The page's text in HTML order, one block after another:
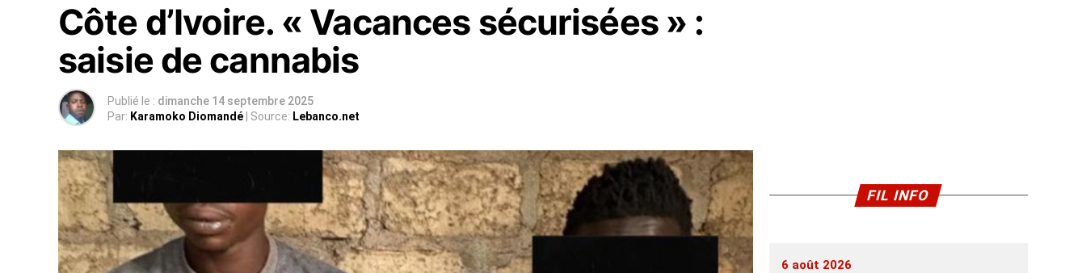
Côte d’Ivoire. « Vacances sécurisées » :
saisie de cannabis
Publié le : dimanche 14 septembre 2025
Par: Karamoko Diomandé | Source: Lebanco.net
FIL INFO
6 août 2026